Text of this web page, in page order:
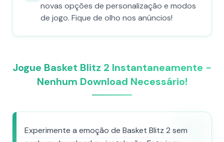
novas opções de personalização e modos
de jogo. Fique de olho nos anúncios!
Jogue Basket Blitz 2 Instantaneamente -
Nenhum Download Necessário!
Experimente a emoção de Basket Blitz 2 sem